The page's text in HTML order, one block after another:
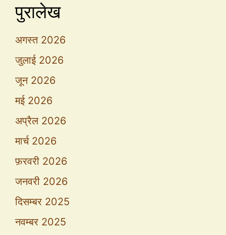
पुरालेख
अगस्त 2026
जुलाई 2026
जून 2026
मई 2026
अप्रैल 2026
मार्च 2026
फ़रवरी 2026
जनवरी 2026
दिसम्बर 2025
नवम्बर 2025